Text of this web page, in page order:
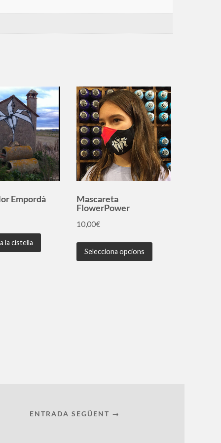
Empordà
la cistella
Mascareta
FlowerPower
10,00€
Selecciona opcions
ENTRADA SEGÜENT →